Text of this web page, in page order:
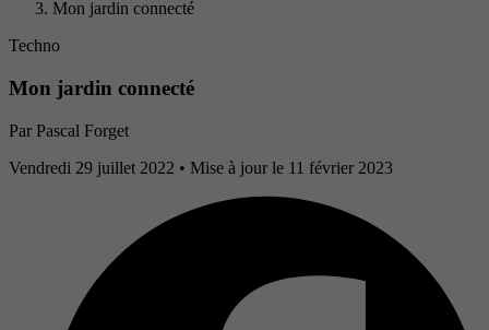
Mon jardin connecté
Techno
Mon jardin connecté
Par Pascal Forget
Vendredi 29 juillet 2022 • Mise à jour le 11 février 2023